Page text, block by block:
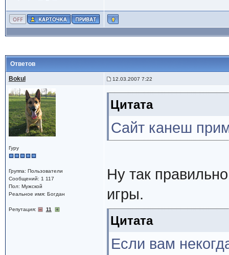
Ответов
Bokul 12.03.2007 7:22
Гуру
Группа: Пользователи
Сообщений: 1 117
Пол: Мужской
Реальное имя: Богдан
Репутация: 11
Цитата
Сайт канеш
Ну так
игры.
Цитата
Если вам